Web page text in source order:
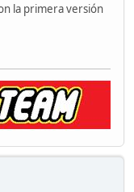
la primera versión